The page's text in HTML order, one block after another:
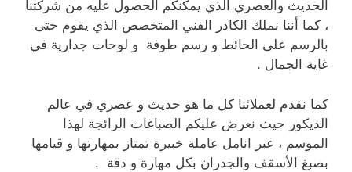
الحديث والعصري الذي يمكنكم الحصول عليه من شركتنا
، كما أننا نملك الكادر الفني المتخصص الذي يقوم حتى
بالرسم على الحائط و رسم طوفة و لوحات جدارية في
غاية الجمال .
كما نقدم لعملائنا كل ما هو حديث و عصري في عالم
الديكور حيث نعرض عليكم الصباغات الرائجة لهذا
الموسم ، عبر انامل عاملة خبيرة تمتاز بمهارتها و قيامها
بصبغ الأسقف والجدران بكل مهارة و دقة .